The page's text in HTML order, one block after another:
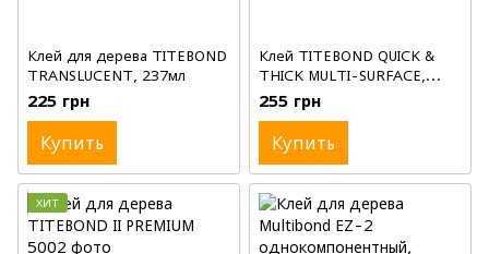
Клей для дерева TITEBOND
TRANSLUCENT, 237мл
225 грн
Купить
Клей TITEBOND QUICK &
THICK MULTI-SURFACE,
237мл
255 грн
Купить
ХИТ